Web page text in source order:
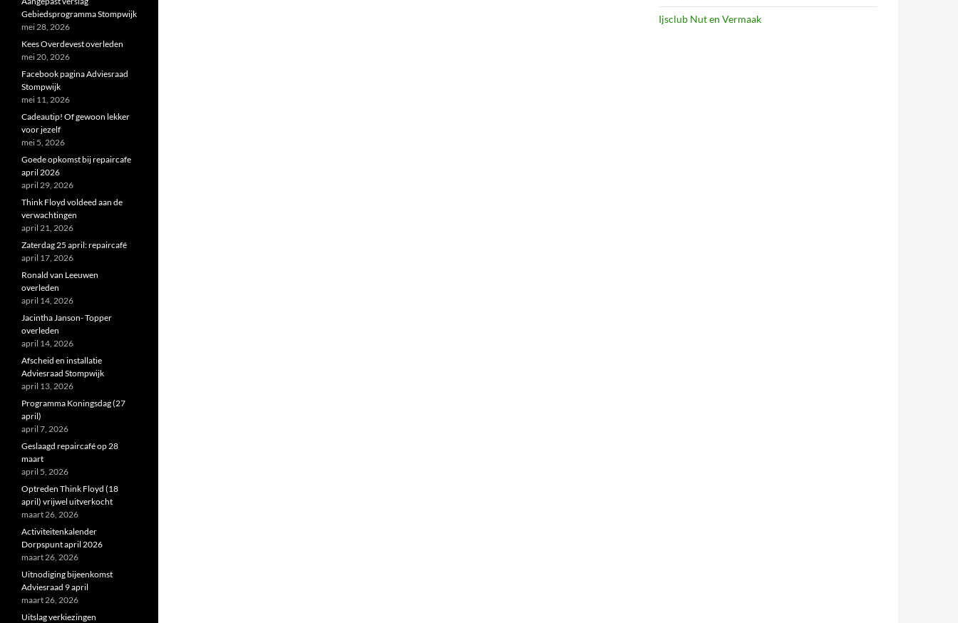
Ijsclub Nut en Vermaak
Gebiedsprogramma Stompwijk
mei 28, 2026
Kees Overdevest overleden
mei 20, 2026
Facebook pagina Adviesraad
Stompwijk
mei 11, 2026
Cadeautip! Of gewoon lekker
voor jezelf
mei 5, 2026
Goede opkomst bij repaircafe
april 2026
april 29, 2026
Think Floyd voldeed aan de
verwachtingen
april 21, 2026
Zaterdag 25 april: repaircafé
april 17, 2026
Ronald van Leeuwen
overleden
april 14, 2026
Jacintha Janson- Topper
overleden
april 14, 2026
Afscheid en installatie
Adviesraad Stompwijk
april 13, 2026
Programma Koningsdag (27
april)
april 7, 2026
Geslaagd repaircafé op 28
maart
april 5, 2026
Optreden Think Floyd (18
april) vrijwel uitverkocht
maart 26, 2026
Activiteitenkalender
Dorpspunt april 2026
maart 26, 2026
Uitnodiging bijeenkomst
Adviesraad 9 april
maart 26, 2026
Uitslag verkiezingen